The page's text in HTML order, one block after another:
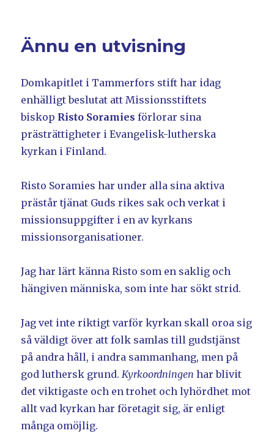
til
klare
skriftord”
Ännu en utvisning
Domkapitlet i Tammerfors stift har idag
enhälligt beslutat att Missionsstiftets
biskop Risto Soramies förlorar sina
prästrättigheter i Evangelisk-lutherska
kyrkan i Finland.
Risto Soramies har under alla sina aktiva
prästår tjänat Guds rikes sak och verkat i
missionsuppgifter i en av kyrkans
missionsorganisationer.
Jag har lärt känna Risto som en saklig och
hängiven människa, som inte har sökt strid.
Jag vet inte riktigt varför kyrkan skall oroa sig
så väldigt över att folk samlas till gudstjänst
på andra håll, i andra sammanhang, men på
god luthersk grund.Kyrkoordningen har blivit
det viktigaste och en trohet och lyhördhet mot
allt vad kyrkan har företagit sig, är enligt
många omöjlig.